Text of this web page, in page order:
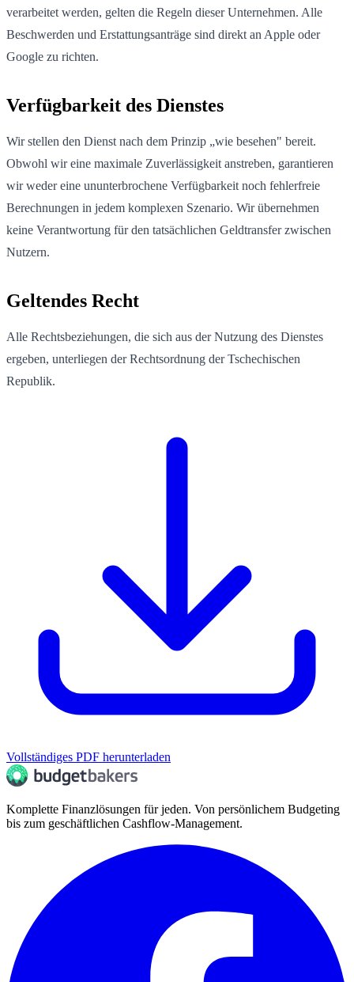
verarbeitet werden, gelten die Regeln dieser Unternehmen. Alle
Beschwerden und Erstattungsanträge sind direkt an Apple oder
Google zu richten.
Verfügbarkeit des Dienstes
Wir stellen den Dienst nach dem Prinzip „wie besehen" bereit.
Obwohl wir eine maximale Zuverlässigkeit anstreben, garantieren
wir weder eine ununterbrochene Verfügbarkeit noch fehlerfreie
Berechnungen in jedem komplexen Szenario. Wir übernehmen
keine Verantwortung für den tatsächlichen Geldtransfer zwischen
Nutzern.
Geltendes Recht
Alle Rechtsbeziehungen, die sich aus der Nutzung des Dienstes
ergeben, unterliegen der Rechtsordnung der Tschechischen
Republik.
Vollständiges PDF herunterladen
Komplette Finanzlösungen für jeden. Von persönlichem Budgeting
bis zum geschäftlichen Cashflow-Management.